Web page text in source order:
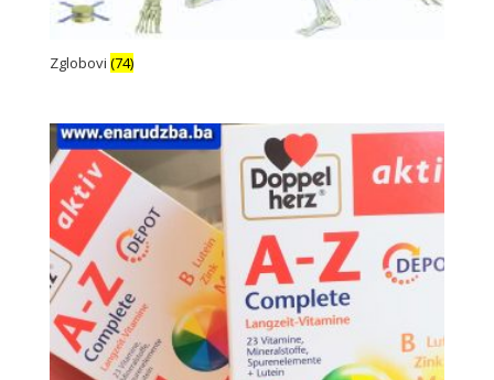
Zglobovi (74)